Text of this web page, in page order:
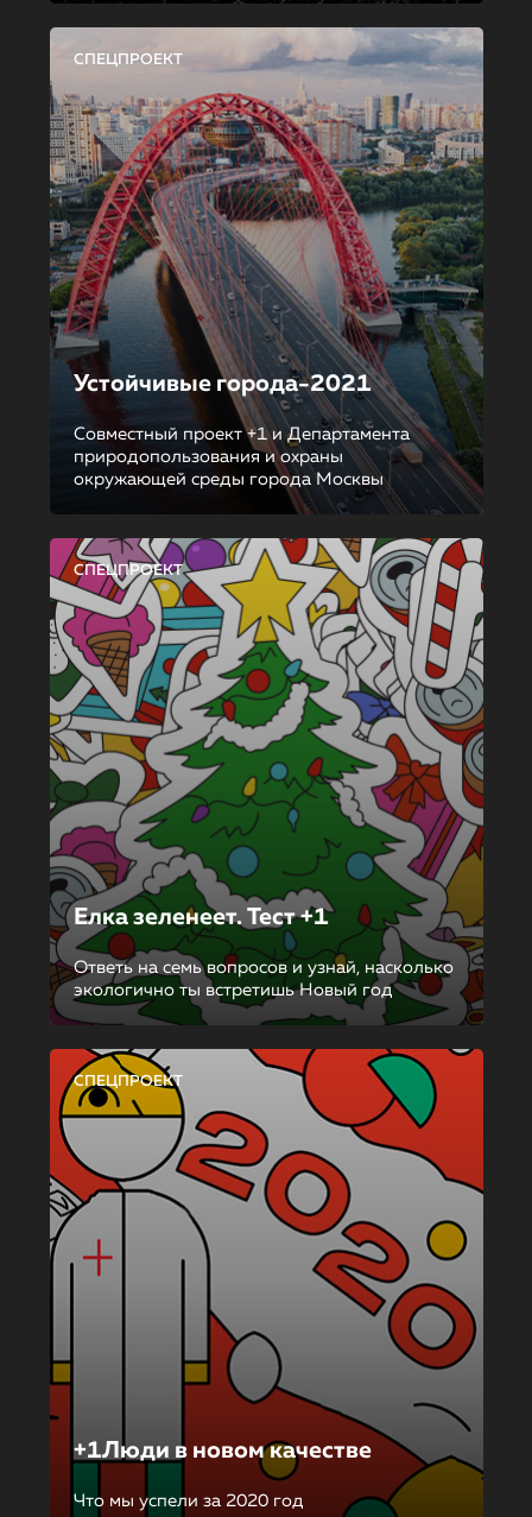
СПЕЦПРОЕКТ
Устойчивые города-2021
Совместный проект +1 и Департамента
природопользования и охраны
окружающей среды города Москвы
СПЕЦПРОЕКТ
Елка зеленеет. Тест +1
Ответь на семь вопросов и узнай, насколько
экологично ты встретишь Новый год
СПЕЦПРОЕКТ
+1Люди в новом качестве
Что мы успели за 2020 год